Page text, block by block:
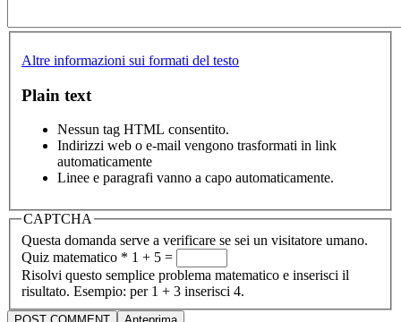
Altre informazioni sui formati del testo
Plain text
Nessun tag HTML consentito.
Indirizzi web o e-mail vengono trasformati in link
automaticamente
Linee e paragrafi vanno a capo automaticamente.
CAPTCHA
Questa domanda serve a verificare se sei un visitatore umano.
Quiz matematico * 1 + 5 =
Risolvi questo semplice problema matematico e inserisci il
risultato. Esempio: per 1 + 3 inserisci 4.